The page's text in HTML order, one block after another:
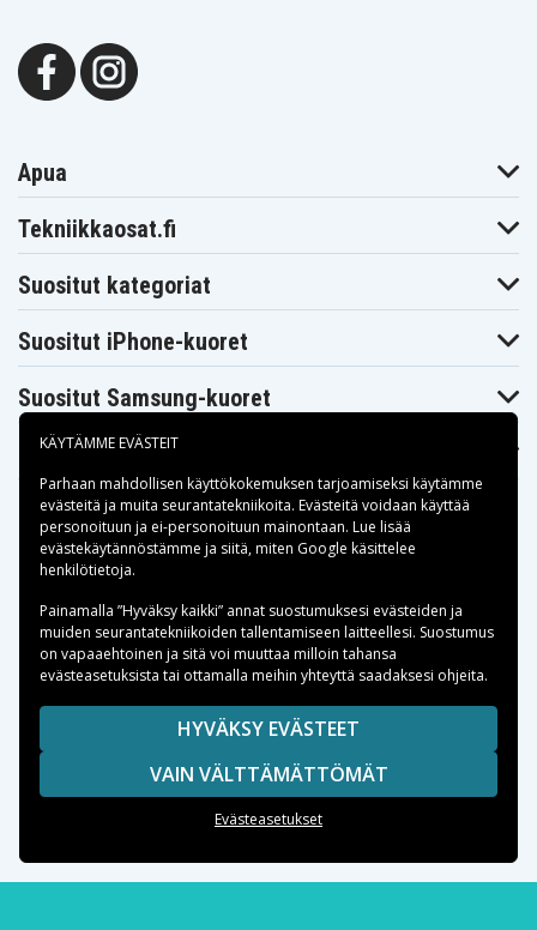
Apua
Tekniikkaosat.fi
Suositut kategoriat
Suositut iPhone-kuoret
Suositut Samsung-kuoret
Suositut varaosat
Maksuvaihtoehdot
Toimitusvaihtoehdot
Copyright © 2026, Spares Nordic AB
SIVULLA MAINITUT TAVARAMERKIT OVAT OMISTAJIENSA
OMAISUUTTA.
KÄYTÄMME EVÄSTEIT
Parhaan mahdollisen käyttökokemuksen tarjoamiseksi käytämme
evästeitä ja muita seurantatekniikoita. Evästeitä voidaan käyttää
personoituun ja ei-personoituun mainontaan. Lue lisää
evästekäytännöstämme ja siitä, miten Google käsittelee
henkilötietoja.
Painamalla ”Hyväksy kaikki” annat suostumuksesi evästeiden ja
muiden seurantatekniikoiden tallentamiseen laitteellesi. Suostumus
on vapaaehtoinen ja sitä voi muuttaa milloin tahansa
evästeasetuksista tai ottamalla meihin yhteyttä saadaksesi ohjeita.
HYVÄKSY EVÄSTEET
VAIN VÄLTTÄMÄTTÖMÄT
Evästeasetukset